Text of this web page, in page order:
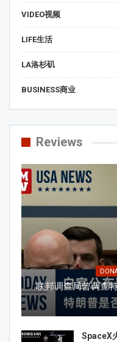
VIDEO视频
LIFE生活
LA洛杉矶
BUSINESS商业
Reviews
联邦调查局曾调查
SpaceX